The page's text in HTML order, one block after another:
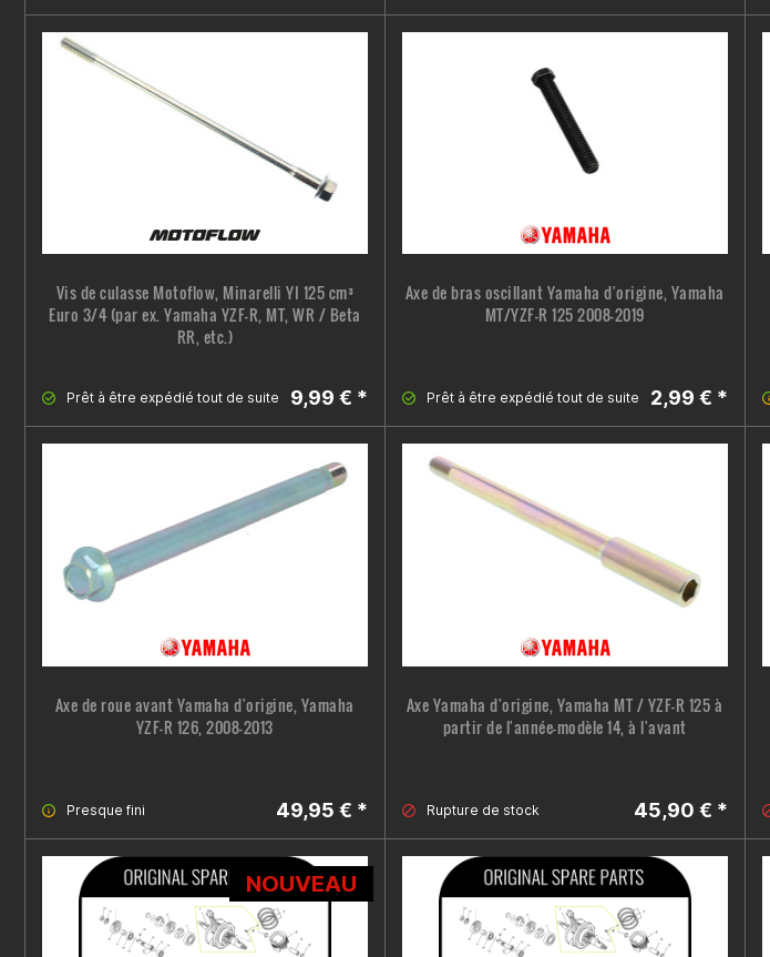
Vis de culasse Motoflow, Minarelli YI 125 cm³
Euro 3/4 (par ex. Yamaha YZF-R, MT, WR / Beta
RR, etc.)
Prêt à être expédié tout de suite 9,99 € *
Axe de bras oscillant Yamaha d'origine, Yamaha
MT/YZF-R 125 2008-2019
Prêt à être expédié tout de suite 2,99 € *
Axe de roue avant Yamaha d'origine, Yamaha
YZF-R 126, 2008-2013
Presque fini 49,95 € *
Axe Yamaha d'origine, Yamaha MT / YZF-R 125 à
partir de l'année-modèle 14, à l'avant
Rupture de stock 45,90 € *
NOUVEAU